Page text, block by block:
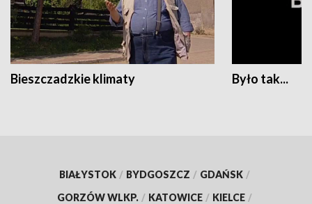
Bieszczadzkie klimaty Było tak...
BIAŁYSTOK / BYDGOSZCZ / GDAŃSK /
GORZÓW WLKP. / KATOWICE / KIELCE /